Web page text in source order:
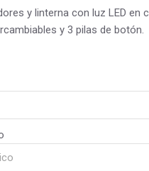
y linterna con luz LED en
y 3 pilas de botón.